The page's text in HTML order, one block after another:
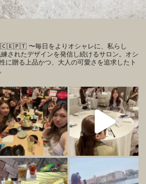
〜毎日をよりオシャレに、私らし
されたデザインを発信し続けるサロン。オシ
に贈る上品かつ、大人の可愛さを追求したト